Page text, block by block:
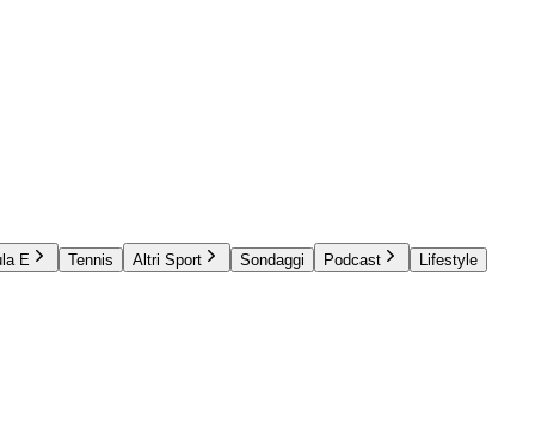
E Tennis Altri Sport Sondaggi Podcast Lifestyle